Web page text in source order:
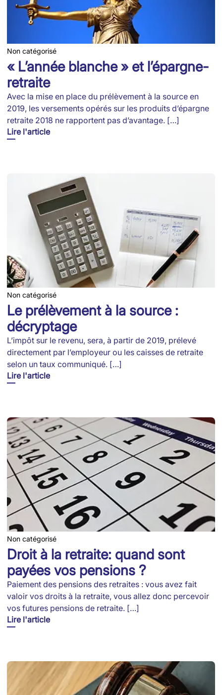
Non catégorisé
« L’année blanche » et l’épargne-
retraite
Avec la mise en place du prélèvement à la source en
2019, les versements opérés sur les produits d’épargne
retraite 2018 ne rapportent pas d’avantage. […]
Lire l'article
Non catégorisé
Le prélèvement à la source :
décryptage
L’impôt sur le revenu, sera, à partir de 2019, prélevé
directement par l’employeur ou les caisses de retraite
selon un taux communiqué. […]
Lire l'article
Non catégorisé
Droit à la retraite: quand sont
payées vos pensions ?
Paiement des pensions des retraites : vous avez fait
valoir vos droits à la retraite, vous allez donc percevoir
vos futures pensions de retraite. […]
Lire l'article